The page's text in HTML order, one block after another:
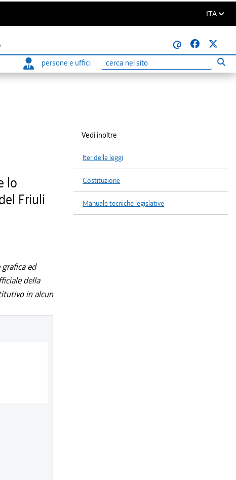
ITA
@
persone e uffici
Ricerca
lo
Friuli
ed
della
in alcun
Vedi inoltre
Iter delle leggi
Costituzione
Manuale tecniche legislative